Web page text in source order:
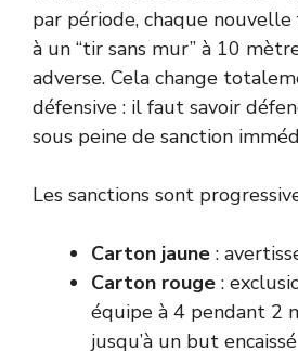
par période, chaque
à un “tir sans mur” à 10
adverse. Cela change
défensive : il faut savoir
sous peine de sanction
Les sanctions sont
Carton jaune :
Carton rouge :
équipe à 4 pendant 2
jusqu’à un but encaissé